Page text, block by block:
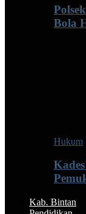
Bola
Hukum
Kab. Bintan